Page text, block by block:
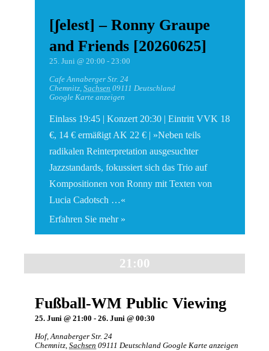
[ʃelest] – Ronny Graupe
and Friends [20260625]
25. Juni @ 20:00 -23:00
Cafe Annaberger Str. 24
Chemnitz, Sachsen 09111 Deutschland
Google Karte anzeigen
Einlass 19:45 | Konzert 20:30 | Eintritt VVK 18
€, 14 € ermäßigt AK 22 € | »Neben teils
radikalen Reinterpretation ausgesuchter
Jazzstandards, fokussiert sich das Trio auf
Kompositionen von Ronny mit Texten von
Lucia Cadotsch …«
Erfahren Sie mehr »
21:00
Fußball-WM Public Viewing
25. Juni @ 21:00 -26. Juni @ 00:30
Hof,Annaberger Str. 24
Chemnitz, Sachsen 09111 Deutschland Google Karte anzeigen